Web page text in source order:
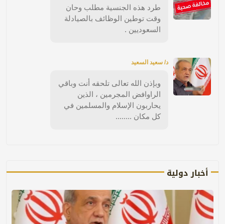
طرد هذه الجنسية مطلب وحان
وقت توطين الوظائف بالصيادلة
السعوديين .
د/ سعيد السعيد
وبإذن الله تعالى تلحقه أنت وباقي
الراوافض المجرمين ، الذين
يحاربون الإسلام والمسلمين في
كل مكان ........
أخبار دولية